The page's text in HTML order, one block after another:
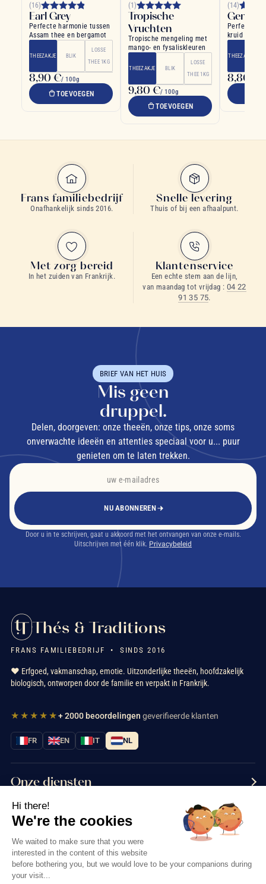
(16)
Earl Grey
Perfecte harmonie tussen
Assam thee en bergamot
THEEZAKJE BLIK
LOSSE
THEE 1KG
8,90 €/ 100g
TOEVOEGEN
(1)
Tropische
Vruchten
Tropische mengeling met
mango- en fysaliskleuren
THEEZAKJE BLIK
LOSSE
THEE 1KG
9,80 €/ 100g
TOEVOEGEN
(14)
Perfecte
kruid en
THEEZAKJE
8,80 €
Frans familiebedrijf
Onafhankelijk sinds 2016.
Snelle levering
Thuis of bij een afhaalpunt.
Met zorg bereid
In het zuiden van Frankrijk.
Klantenservice
Een echte stem aan de lijn,
van maandag tot vrijdag : 04 22
91 35 75.
BRIEF VAN HET HUIS
Mis geen
druppel.
Delen, doorgeven: onze theeën, onze tips, onze soms
onverwachte ideeën en attenties speciaal voor u... puur
genieten om te laten trekken.
NU ABONNEREN
Door u in te schrijven, gaat u akkoord met het ontvangen van onze e-mails.
Uitschrijven met één klik. Privacybeleid
Thés & Traditions
FRANS FAMILIEBEDRIJF • SINDS 2016
❤️ Erfgoed, vakmanschap, emotie. Uitzonderlijke theeën, hoofdzakelijk
biologisch, ontworpen door de familie en verpakt in Frankrijk.
★★★★★+ 2000 beoordelingen geverifieerde klanten
FR EN IT NL
Onze diensten
Informatie
Neem contact met ons op
Hi there!
We're the cookies
We waited to make sure that you were
interested in the content of this website
before bothering you, but we would love to be your companions during
your visit...